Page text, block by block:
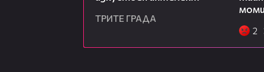
ТРИТЕ ГРАДА
2